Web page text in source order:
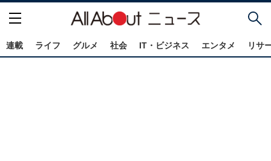
連載 ライフ グルメ 社会 IT・ビジネス エンタメ リサ